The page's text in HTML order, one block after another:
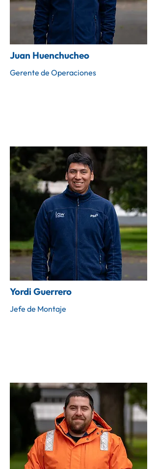
Juan Huenchucheo
Gerente de Operaciones
Yordi Guerrero
Jefe de Montaje